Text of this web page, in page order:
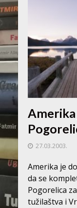
27.03.2003.
Amerika je
da se
Pogorelica
tužilaštva i